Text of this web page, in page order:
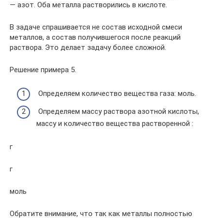
— азот. Оба металла растворились в кислоте.
В задаче спрашивается не состав исходной смеси
металлов, а состав получившегося после реакций
раствора. Это делает задачу более сложной.
Решение примера 5.
Определяем количество вещества газа: моль.
Определяем массу раствора азотной кислоты,
массу и количество вещества растворенной :
г
г
моль
Обратите внимание, что так как металлы полностью